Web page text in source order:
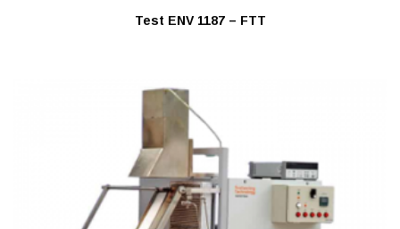
Test ENV 1187 – FTT